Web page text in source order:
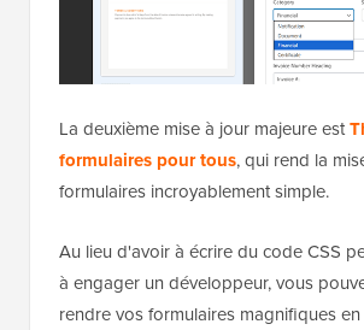
La deuxième mise à jour majeure est
formulaires pour tous, qui rend la
formulaires incroyablement simple.
Au lieu d'avoir à écrire du code CSS
à engager un développeur, vous
rendre vos formulaires magnifiques